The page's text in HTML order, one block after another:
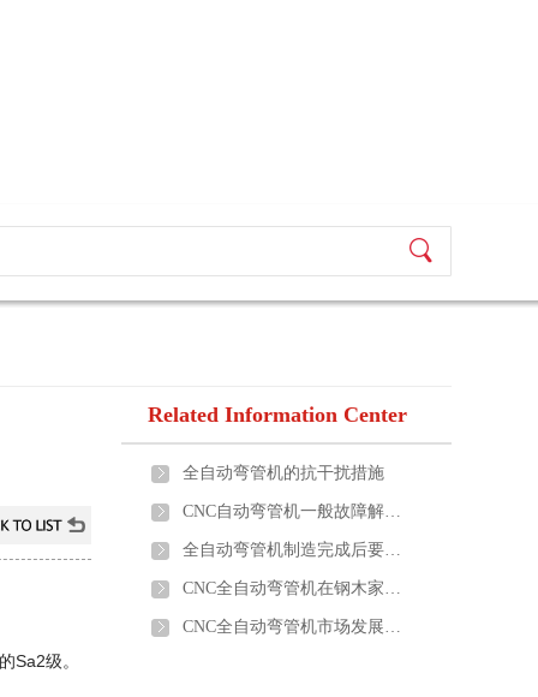
Sa2级。
Related Information Center
全自动弯管机的抗干扰措施
CNC自动弯管机一般故障解决方法
全自动弯管机制造完成后要进行哪些质检？
CNC全自动弯管机在钢木家具制造中如何应用？
CNC全自动弯管机市场发展前景如何？